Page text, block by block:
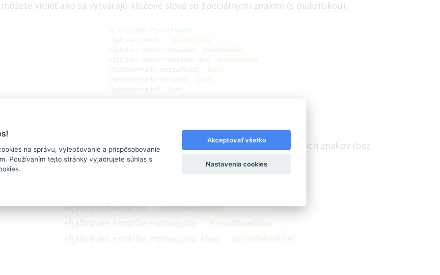
vidieť ako sa vytvárajú kľúčové slová so špeciálnymi znakmi (s diakritikou).
môžete vidieť ako sa vytvárajú také isté kľúčové slová, ale bez špeciálnych znakov (bez
na správu, vylepšovanie a prispôsobovanie
Používaním tejto stránky vyjadrujete súhlas s
Akceptovať všetko
Nastavenia cookies